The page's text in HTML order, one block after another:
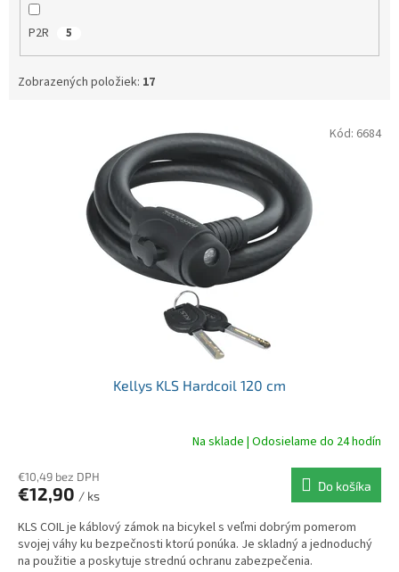
P2R 5
Zobrazených položiek: 17
Kellys KLS Hardcoil 120 cm
Na sklade | Odosielame do 24 hodín
€10,49 bez DPH
€12,90 / ks
Do košíka
KLS COIL je káblový zámok na bicykel s veľmi dobrým pomerom
svojej váhy ku bezpečnosti ktorú ponúka. Je skladný a jednoduchý
na použitie a poskytuje strednú ochranu zabezpečenia.
Kód: 6684